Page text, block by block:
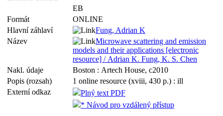
EB
Formát
ONLINE
Hlavní záhlaví
Fung, Adrian K
Název
Microwave scattering and emission
models and their applications [electronic
resource] / Adrian K. Fung, K. S. Chen
Nakl. údaje
Boston : Artech House, c2010
Popis (rozsah)
1 online resource (xviii, 430 p.) : ill
Externí odkaz
Plný text PDF
* Návod pro vzdálený přístup